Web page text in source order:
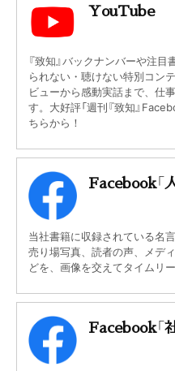
YouTube
『致知』バックナンバーや注
られない・聴けない特別コン
ビューから感動実話まで、仕
す。大好評「週刊『致知』
ちらから！
Facebook「
当社書籍に収録されている名
売り場写真、読者の声、メデ
どを、画像を交えてタイムリ
Facebook「